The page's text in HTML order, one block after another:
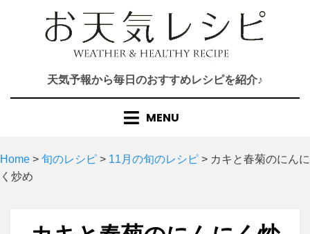
天気予報から毎日のおすすめレシピを紹介♪
MENU
Home > 旬のレシピ > 11月の旬のレシピ > カキと春菊のにんに
く炒め